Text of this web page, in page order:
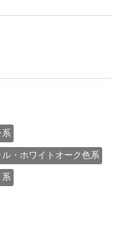
・ホワイトオーク色系
系